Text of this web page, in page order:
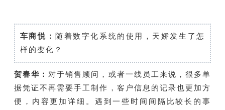
车商悦：
随着数字化系统的使用，天娇发生了怎
样的变化？
贺春华： 对于销售顾问，或者一线员工来说，很多单
据凭证不再需要手工制作，客户信息的记录也更加方
便，内容更加详细。遇到一些时间间隔比较长的事